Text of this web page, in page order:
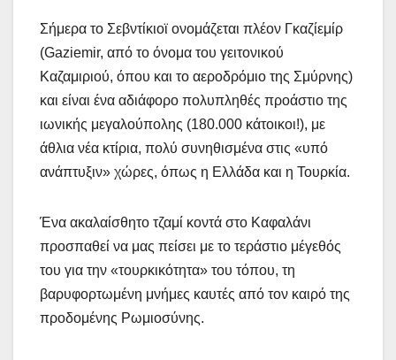
Σήμερα το Σεβντίκιοϊ ονομάζεται πλέον Γκαζίεμίρ
(Gaziemir, από το όνομα του γειτονικού
Καζαμιριού, όπου και το αεροδρόμιο της Σμύρνης)
και είναι ένα αδιάφορο πολυπληθές προάστιο της
ιωνικής μεγαλούπολης (180.000 κάτοικοι!), με
άθλια νέα κτίρια, πολύ συνηθισμένα στις «υπό
ανάπτυξιν» χώρες, όπως η Ελλάδα και η Τουρκία.
Ένα ακαλαίσθητο τζαμί κοντά στο Καφαλάνι
προσπαθεί να μας πείσει με το τεράστιο μέγεθός
του για την «τουρκικότητα» του τόπου, τη
βαρυφορτωμένη μνήμες καυτές από τον καιρό της
προδομένης Ρωμιοσύνης.